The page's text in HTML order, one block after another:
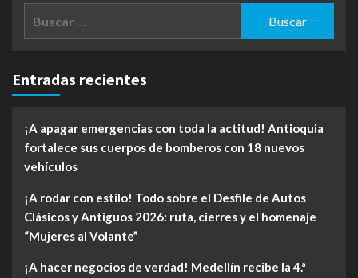
Entradas recientes
¡A apagar emergencias con toda la actitud! Antioquia
fortalece sus cuerpos de bomberos con 18 nuevos
vehículos
¡A rodar con estilo! Todo sobre el Desfile de Autos
Clásicos y Antiguos 2026: ruta, cierres y el homenaje
“Mujeres al Volante”
¡A hacer negocios de verdad! Medellín recibe la 4.ª